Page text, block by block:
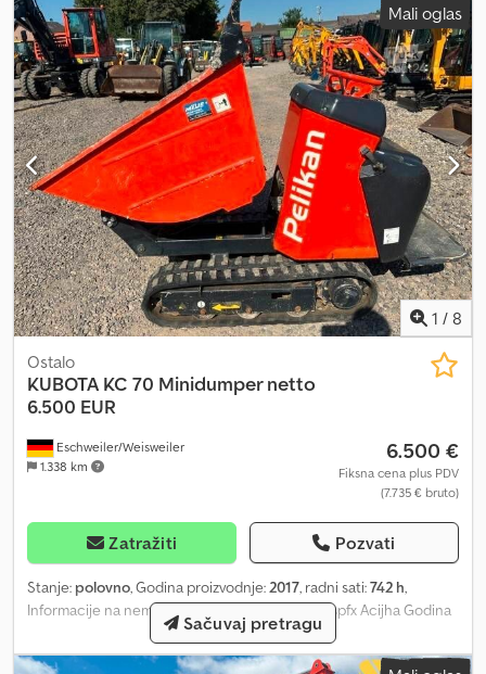
Mali oglas
1 / 8
Eschweiler/Weisweiler
1.338 km
Ostalo
KUBOTA KC 70 Minidumper netto
6.500 EUR
6.500 €
Fiksna cena plus PDV
(7.735 € bruto)
Zatražiti Pozvati
Stanje: polovno, Godina proizvodnje:2017, radni sati:742 h,
Informacije na nemačkom jeziku Cedezq N Amspfx Acijha Godina
proizvodnje 2017, 742 radna sata, radna težina 580 kg, snaga
motora 7 kW, nosivost 500 kg, prednja kiperka, brzopotez, širina
Sačuvaj pretragu